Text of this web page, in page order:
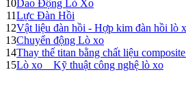
10Dao Động Lò Xo
11Lực Đàn Hồi
12Vật liệu đàn hồi - Hợp kim đàn hồi lò
13Chuyển động Lò xo
14Thay thế titan bằng chất liệu
15Lò xo _ Kỹ thuật công nghệ lò xo